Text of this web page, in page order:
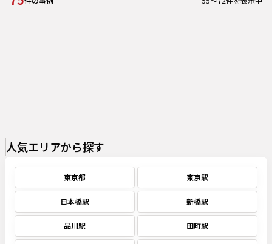
人気エリアから探す
東京都 東京駅
日本橋駅 新橋駅
品川駅 田町駅